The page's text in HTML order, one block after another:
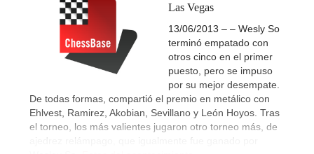
Las Vegas
13/06/2013 – – Wesly So
terminó empatado con
otros cinco en el primer
puesto, pero se impuso
por su mejor desempate.
De todas formas, compartió el premio en metálico con
Ehlvest, Ramirez, Akobian, Sevillano y León Hoyos. Tras
el torneo, los más valientes jugaron otro torneo más, de
ajedrez relámpago, que igualmente fue ganado por